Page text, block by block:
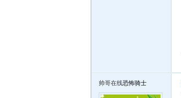
帅哥在线恐怖骑士